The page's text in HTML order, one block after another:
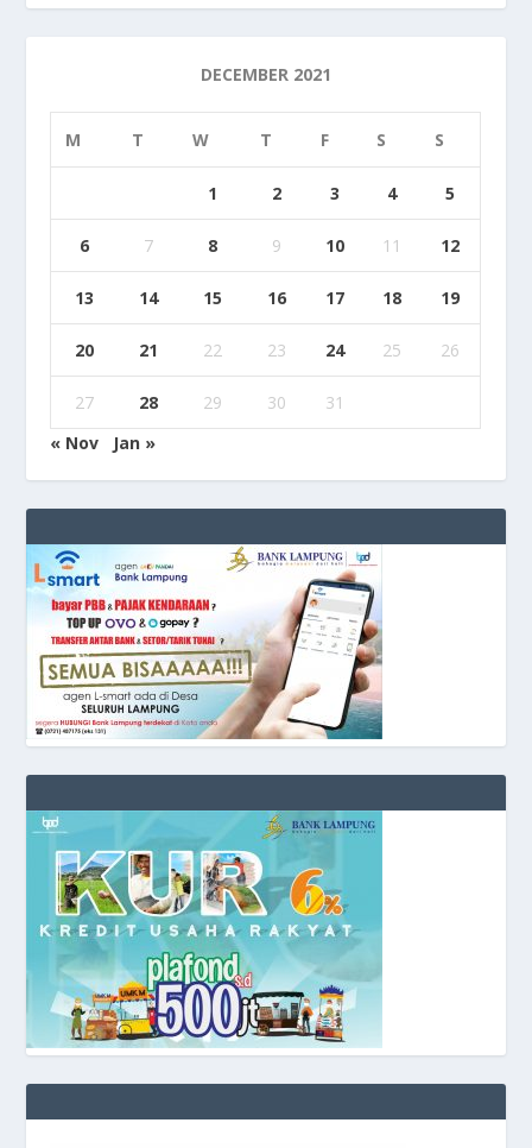
DECEMBER 2021
M T W T F S S
1 2 3 4 5
6 7 8 9 10 11 12
13 14 15 16 17 18 19
20 21 22 23 24 25 26
27 28 29 30
31
« Nov
Jan »